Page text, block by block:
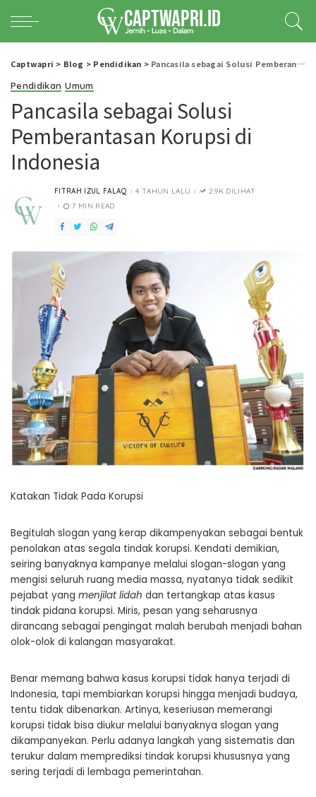
Captwapri > Blog > Pendidikan > Pancasila sebagai Solusi Pemberantasan Korupsi di Indonesia
Pendidikan Umum
Pancasila sebagai Solusi
Pemberantasan Korupsi di
Indonesia
POSTED
FITRAH IZUL FALAQ 4 TAHUN LALU
2.9K DILIHAT
7 MIN READ
Katakan Tidak Pada Korupsi
Begitulah slogan yang kerap dikampenyakan sebagai bentuk
penolakan atas segala tindak korupsi. Kendati demikian,
seiring banyaknya kampanye melalui slogan-slogan yang
mengisi seluruh ruang media massa, nyatanya tidak sedikit
pejabat yang menjilat lidah dan tertangkap atas kasus
tindak pidana korupsi. Miris, pesan yang seharusnya
dirancang sebagai pengingat malah berubah menjadi bahan
olok-olok di kalangan masyarakat.
Benar memang bahwa kasus korupsi tidak hanya terjadi di
Indonesia, tapi membiarkan korupsi hingga menjadi budaya,
tentu tidak dibenarkan. Artinya, keseriusan memerangi
korupsi tidak bisa diukur melalui banyaknya slogan yang
dikampanyekan. Perlu adanya langkah yang sistematis dan
terukur dalam memprediksi tindak korupsi khususnya yang
sering terjadi di lembaga pemerintahan.